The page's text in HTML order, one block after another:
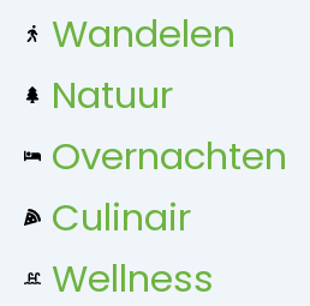
Wandelen
Natuur
Overnachten
Culinair
Wellness